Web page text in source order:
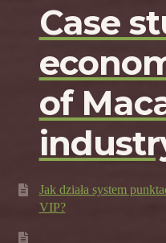
Case
of
Jak działa system
VIP?